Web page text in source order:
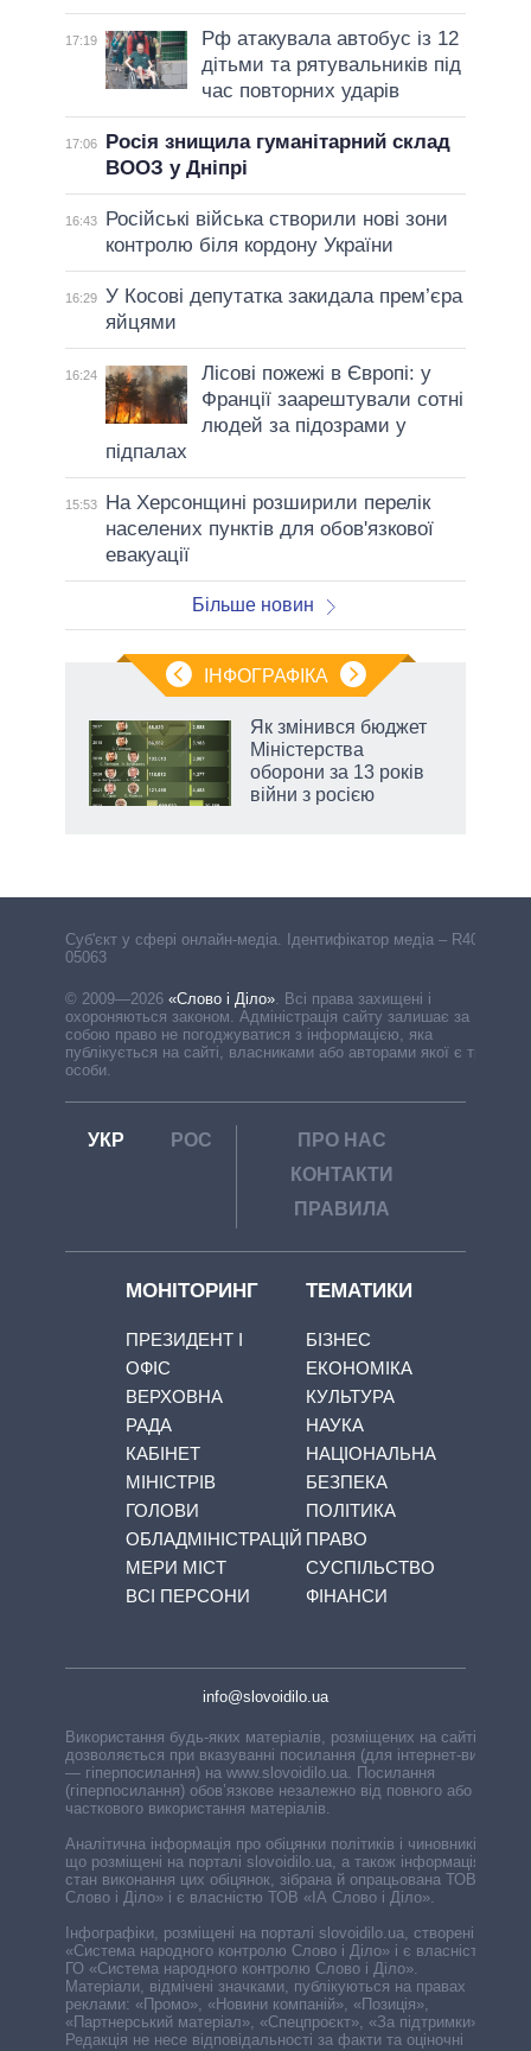
17:19
Рф атакувала автобус із 12
дітьми та рятувальників під
час повторних ударів
17:06
Росія знищила гуманітарний склад
ВООЗ у Дніпрі
16:43
Російські війська створили нові зони
контролю біля кордону України
16:29 У Косові депутатка закидала прем’єра
яйцями
16:24
Лісові пожежі в Європі: у
Франції заарештували сотні
людей за підозрами у
підпалах
15:53
На Херсонщині розширили перелік
населених пунктів для обов'язкової
евакуації
Більше новин
ІНФОГРАФІКА
Як змінився бюджет
Міністерства
оборони за 13 років
війни з росією
Cуб'єкт у сфері онлайн-медіа. Ідентифікатор медіа – R40-
05063
© 2009—2026 «Слово і Діло» Всі права захищені і
охороняються законом. Адміністрація сайту залишає за
собою право не погоджуватися з інформацією, яка
публікується на сайті, власниками або авторами якої є треті
особи.
УКР РОС
ПРО НАС
КОНТАКТИ
ПРАВИЛА
МОНІТОРИНГ
ПРЕЗИДЕНТ І
ОФІС
ВЕРХОВНА
РАДА
КАБІНЕТ
МІНІСТРІВ
ГОЛОВИ
ОБЛАДМІНІСТРАЦІЙ
МЕРИ МІСТ
ВСІ ПЕРСОНИ
ТЕМАТИКИ
БІЗНЕС
ЕКОНОМІКА
КУЛЬТУРА
НАУКА
НАЦІОНАЛЬНА
БЕЗПЕКА
ПОЛІТИКА
ПРАВО
СУСПІЛЬСТВО
ФІНАНСИ
info@slovoidilo.ua
Використання будь-яких матеріалів, розміщених на сайті,
дозволяється при вказуванні посилання (для інтернет-видань
— гіперпосилання) на www.slovoidilo.ua. Посилання
(гіперпосилання) обов’язкове незалежно від повного або
часткового використання матеріалів.
Аналітична інформація про обіцянки політиків і чиновників,
що розміщені на порталі slovoidilo.ua, а також інформація про
стан виконання цих обіцянок, зібрана й опрацьована ТОВ «ІА
Слово і Діло» і є власністю ТОВ «ІА Слово і Діло».
Інфографіки, розміщені на порталі slovoidilo.ua, створені ГО
«Система народного контролю Слово і Діло» і є власністю
ГО «Система народного контролю Слово і Діло».
Матеріали, відмічені значками, публікуються на правах
реклами: «Промо», «Новини компаній», «Позиція»,
«Партнерський матеріал», «Спецпроєкт», «За підтримки».
Редакція не несе відповідальності за факти та оціночні